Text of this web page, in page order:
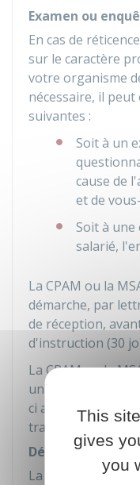
Examen ou
En cas de
sur le caractère
votre organisme
nécessaire, il
suivantes :
Soit à un
cause de
et de
Soit à une
salarié,
La CPAM ou la
démarche, par
de réception,
d'instruction (30
La CPAM ou la
un examen
ci a pour mission
travail est justifié.
Décision de la
La décision
This
gives
you